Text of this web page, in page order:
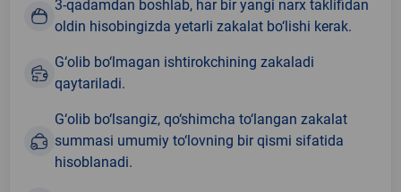
3-qadamdan boshlab, har bir yangi narx taklifidan
oldin hisobingizda yetarli zakalat bo‘lishi kerak.
G‘olib bo‘lmagan ishtirokchining zakaladi
qaytariladi.
G‘olib bo‘lsangiz, qo‘shimcha to‘langan zakalat
summasi umumiy to‘lovning bir qismi sifatida
hisoblanadi.